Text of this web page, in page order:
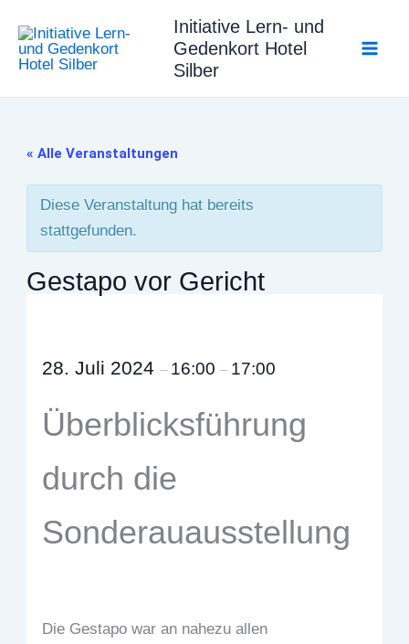
Inhalt
springen
Initiative Lern- und
Gedenkort Hotel
Silber
« Alle Veranstaltungen
Diese Veranstaltung hat bereits
stattgefunden.
Gestapo vor Gericht
28. Juli 2024– 16:00– 17:00
Überblicksführung
durch die
Sonderauausstellung
Die Gestapo war an nahezu allen